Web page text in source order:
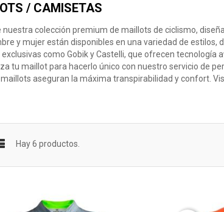
/ CAMISETAS
nuestra colección premium de maillots de ciclismo,
y mujer están disponibles en una variedad de
exclusivas como Gobik y Castelli, que ofrecen
tu maillot para hacerlo único con nuestro servicio de
aseguran la máxima transpirabilidad y confort.
Hay 6 productos.